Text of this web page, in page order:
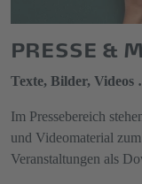
PRESSE &
Texte, Bilder, Videos
Im Pressebereich
und Videomaterial
Veranstaltungen als